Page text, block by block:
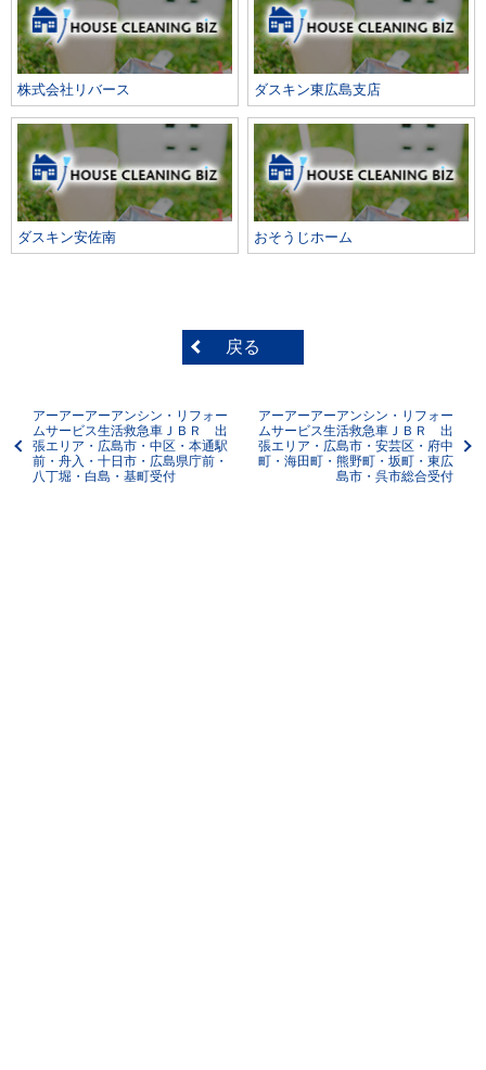
株式会社リバース ダスキン東広島支店
ダスキン安佐南 おそうじホーム
戻る
アーアーアーアンシン・リフォー
ムサービス生活救急車ＪＢＲ 出
張エリア・広島市・中区・本通駅
前・舟入・十日市・広島県庁前・
八丁堀・白島・基町受付
アーアーアーアンシン・リフォー
ムサービス生活救急車ＪＢＲ 出
張エリア・広島市・安芸区・府中
町・海田町・熊野町・坂町・東広
島市・呉市総合受付